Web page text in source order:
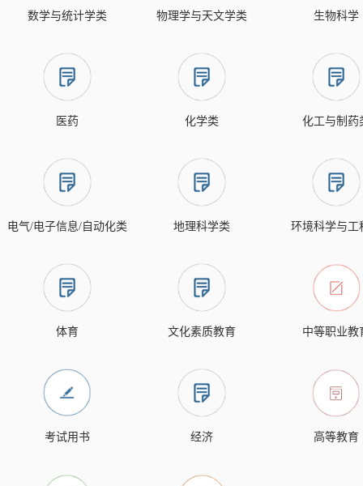
数学与统计学类 物理学与天文学类 生物科学
医药 化学类 化工与制药
电气/电子信息/自动化类 地理科学类 环境科学与工
体育 文化素质教育 中等职业教
考试用书 经济 高等教育